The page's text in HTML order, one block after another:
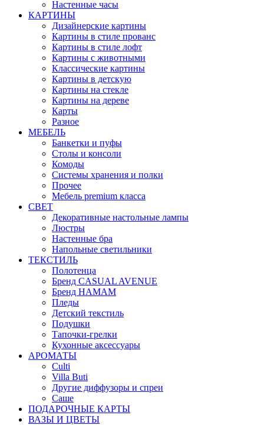
Настенные часы
КАРТИНЫ
Дизайнерские картины
Картины в стиле прованс
Картины в стиле лофт
Картины с животными
Классические картины
Картины в детскую
Картины на стекле
Картины на дереве
Карты
Разное
МЕБЕЛЬ
Банкетки и пуфы
Столы и консоли
Комоды
Системы хранения и полки
Прочее
Мебель premium класса
СВЕТ
Декоративные настольные лампы
Люстры
Настенные бра
Напольные светильники
ТЕКСТИЛЬ
Полотенца
Бренд CASUAL AVENUE
Бренд HAMAM
Пледы
Детский текстиль
Подушки
Тапочки-грелки
Кухонные аксессуары
АРОМАТЫ
Culti
Villa Buti
Другие диффузоры и спреи
Саше
ПОДАРОЧНЫЕ КАРТЫ
ВАЗЫ И ЦВЕТЫ